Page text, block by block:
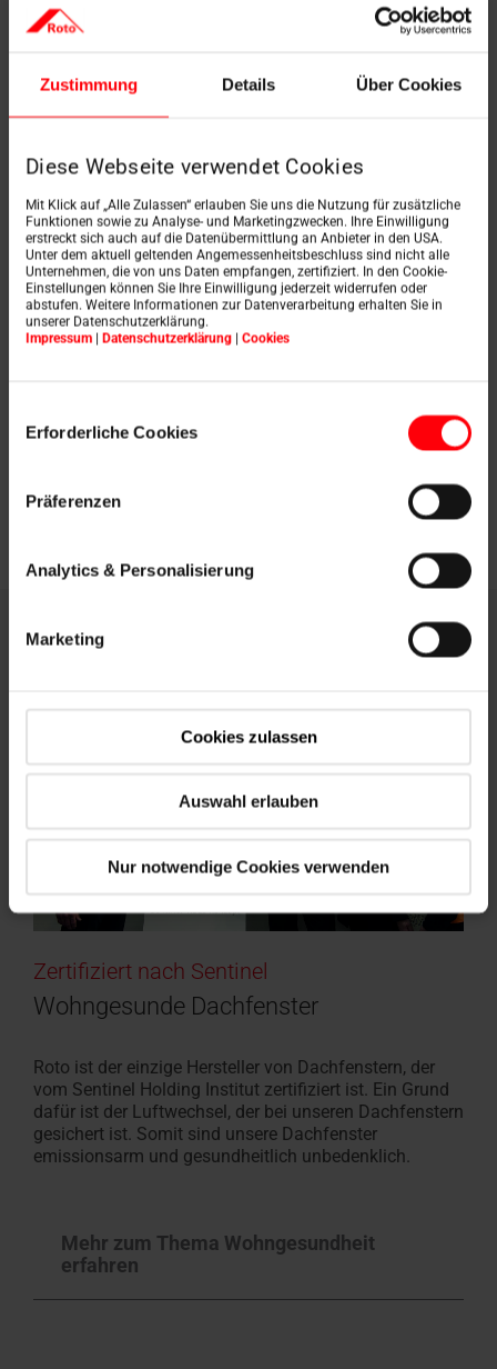
Zustimmung Details Über Cookies
Diese Webseite verwendet Cookies
Mit Klick auf „Alle Zulassen“ erlauben Sie uns die Nutzung für zusätzliche
Funktionen sowie zu Analyse- und Marketingzwecken. Ihre Einwilligung
erstreckt sich auch auf die Datenübermittlung an Anbieter in den USA.
Unter dem aktuell geltenden Angemessenheitsbeschluss sind nicht alle
Unternehmen, die von uns Daten empfangen, zertifiziert. In den Cookie-
Einstellungen können Sie Ihre Einwilligung jederzeit widerrufen oder
abstufen. Weitere Informationen zur Datenverarbeitung erhalten Sie in
unserer Datenschutzerklärung.
Impressum | Datenschutzerklärung | Cookies
Erforderliche Cookies
Präferenzen
Analytics & Personalisierung
Marketing
Cookies zulassen
Auswahl erlauben
Nur notwendige Cookies verwenden
Jetzt Angebot anfordern
Frischer Wind mit
Roto
Roto Dachfenster sind in der Lage,
auch nach
Zeitplan geöffnet werden, um verbrauchte Luft zu
Zeitschaltuhroder
reagiert auf einen
Zertifiziert nach Sentinel
Wohngesunde Dachfenster
Roto ist der einzige Hersteller von Dachfenstern, der
vom Sentinel Holding Institut zertifiziert ist. Ein Grund
dafür ist der Luftwechsel, der bei unseren Dachfenstern
gesichert ist. Somit sind unsere Dachfenster
emissionsarm und gesundheitlich unbedenklich.
Mehr zum Thema Wohngesundheit
erfahren